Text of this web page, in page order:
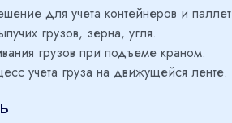
для учета контейнеров и
грузов, зерна, угля.
грузов при подъеме краном.
учета груза на движущейся ленте.